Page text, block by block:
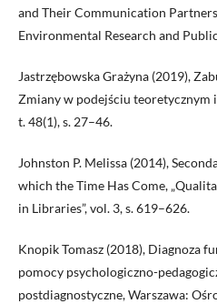
and Their Communication
Environmental Research and
Jastrzębowska Grażyna (2019),
Zmiany w podejściu teoretycznym i
t. 48(1), s. 27–46.
Johnston P. Melissa (2014),
which the Time Has Come,
in Libraries”, vol. 3, s. 619–626.
Knopik Tomasz (2018), Diagnoza
pomocy psychologiczno-
postdiagnostyczne, Warszawa: